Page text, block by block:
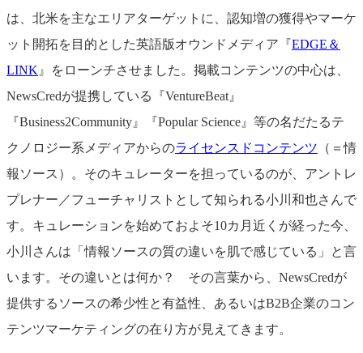
は、北米を主なエリアターゲットに、認知増の獲得やマーケ
ット開拓を目的とした英語版オウンドメディア『EDGE＆
LINK 』をローンチさせました。掲載コンテンツの中心は、
NewsCredが提携している『VentureBeat』
『Business2Community』『Popular Science』等の名だたるテ
クノロジー系メディアからのライセンスドコンテンツ （＝情
報ソース）。そのキュレーターを担っているのが、アントレ
プレナー／フューチャリストとして知られる小川和也さんで
す。キュレーションを始めておよそ10カ月近くが経った今、
小川さんは「情報ソースの質の違いを肌で感じている」と言
います。その違いとは何か？ その言葉から、NewsCredが
提供するソースの希少性と有益性、あるいはB2B企業のコン
テンツマーケティングの在り方が見えてきます。